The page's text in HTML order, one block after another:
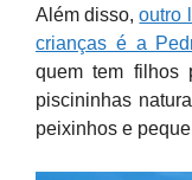
Além disso,outro
crianças é a
quem tem filhos
piscininhas
peixinhos e